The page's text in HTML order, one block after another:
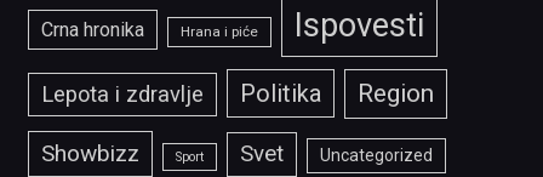
Crna hronika Hrana i piće Ispovesti
Lepota i zdravlje Politika Region
Showbizz Sport Svet Uncategorized